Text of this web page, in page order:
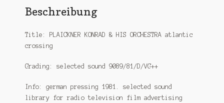
Beschreibung
Title: PLAICKNER KONRAD & HIS ORCHESTRA atlantic
crossing
Grading: selected sound 9089/81/D/VG++
Info: german pressing 1981. selected sound
library for radio television film advertising